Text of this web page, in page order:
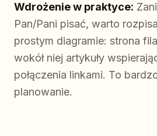
Wdrożenie w praktyce:
Pan/Pani pisać, warto
prostym diagramie: strona
wokół niej artykuły
połączenia linkami. To
planowanie.